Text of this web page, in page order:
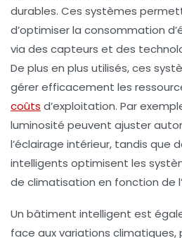
durables. Ces systèmes
d’optimiser la consommation
via des capteurs et des
De plus en plus utilisés, ces
gérer efficacement les
coûts d’exploitation. Par
luminosité peuvent ajuster
l’éclairage intérieur, tandis que
intelligents optimisent les
de climatisation en fonction de
Un bâtiment intelligent est
face aux variations climatiques,